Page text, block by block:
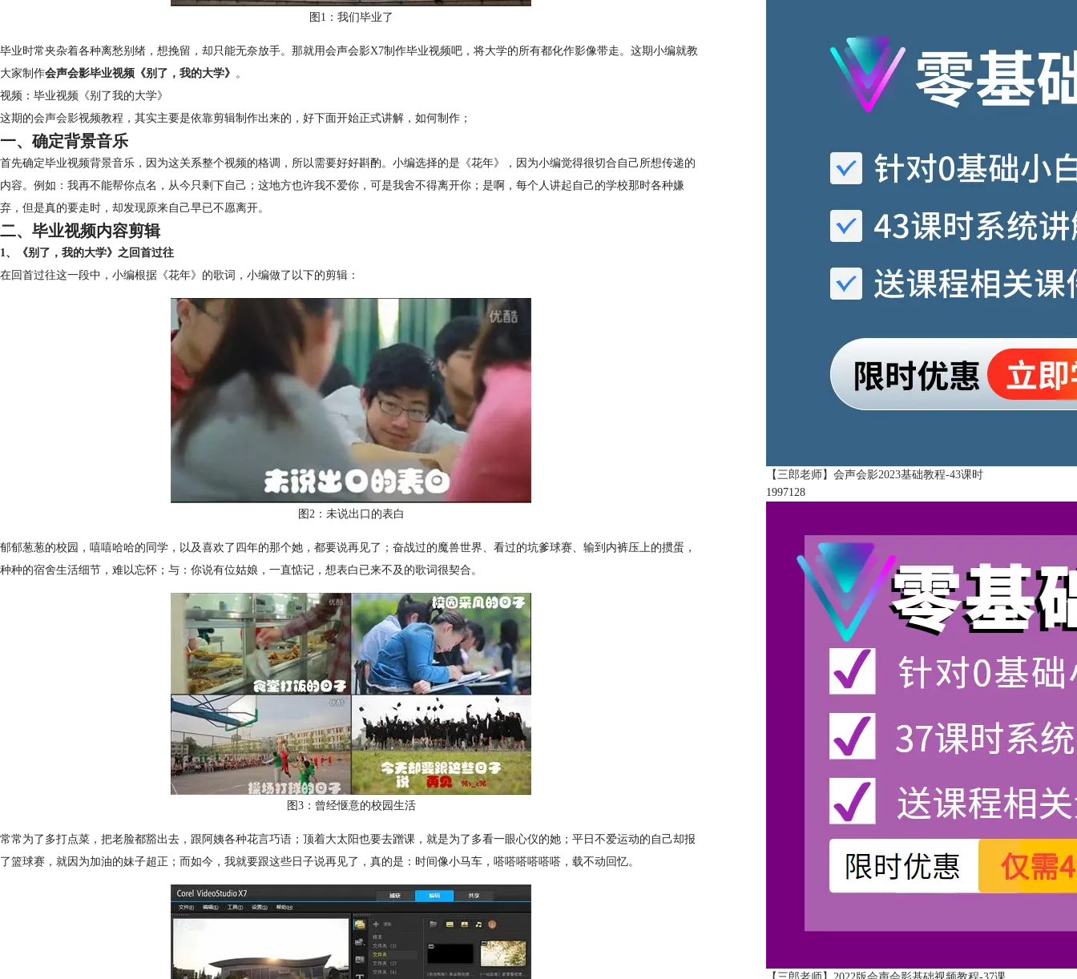
图1：我们毕业了
毕业时常夹杂着各种离愁别绪，想挽留，却只能无奈放手。那就用会声会影X7制作毕业视频吧，将大学的所有都化作影像带走。这期小编就教
大家制作会声会影毕业视频《别了，我的大学》 。
视频：毕业视频《别了我的大学》
这期的会声会影视频教程，其实主要是依靠剪辑制作出来的，好下面开始正式讲解，如何制作；
一、确定背景音乐
首先确定毕业视频背景音乐，因为这关系整个视频的格调，所以需要好好斟酌。小编选择的是《花年》，因为小编觉得很切合自己所想传递的
内容。例如：我再不能帮你点名，从今只剩下自己；这地方也许我不爱你，可是我舍不得离开你；是啊，每个人讲起自己的学校那时各种嫌
弃，但是真的要走时，却发现原来自己早已不愿离开。
二、毕业视频内容剪辑
1、《别了，我的大学》之回首过往
在回首过往这一段中，小编根据《花年》的歌词，小编做了以下的剪辑：
图2：未说出口的表白
郁郁葱葱的校园，嘻嘻哈哈的同学，以及喜欢了四年的那个她，都要说再见了；奋战过的魔兽世界、看过的坑爹球赛、输到内裤压上的掼蛋，
种种的宿舍生活细节，难以忘怀；与：你说有位姑娘，一直惦记，想表白已来不及的歌词很契合。
图3：曾经惬意的校园生活
常常为了多打点菜，把老脸都豁出去，跟阿姨各种花言巧语；顶着大太阳也要去蹭课，就是为了多看一眼心仪的她；平日不爱运动的自己却报
了篮球赛，就因为加油的妹子超正；而如今，我就要跟这些日子说再见了，真的是：时间像小马车，嗒嗒嗒嗒嗒嗒，载不动回忆。
【三郎老师】会声会影2023基础教程-43课时
1997128